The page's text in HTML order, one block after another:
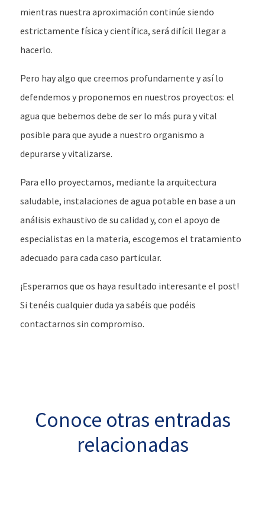
mientras nuestra aproximación continúe siendo
estrictamente física y científica, será difícil llegar a
hacerlo.
Pero hay algo que creemos profundamente y así lo
defendemos y proponemos en nuestros proyectos: el
agua que bebemos debe de ser lo más pura y vital
posible para que ayude a nuestro organismo a
depurarse y vitalizarse.
Para ello proyectamos, mediante la arquitectura
saludable, instalaciones de agua potable en base a un
análisis exhaustivo de su calidad y, con el apoyo de
especialistas en la materia, escogemos el tratamiento
adecuado para cada caso particular.
¡Esperamos que os haya resultado interesante el post!
Si tenéis cualquier duda ya sabéis que podéis
contactarnos sin compromiso.
Conoce otras entradas
relacionadas